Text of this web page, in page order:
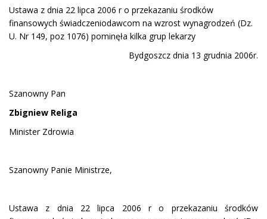
Ustawa z dnia 22 lipca 2006 r o przekazaniu środków
finansowych świadczeniodawcom na wzrost wynagrodzeń (Dz.
U. Nr 149, poz 1076) pominęła kilka grup lekarzy
Bydgoszcz dnia 13 grudnia 2006r.
Szanowny Pan
Zbigniew Religa
Minister Zdrowia
Szanowny Panie Ministrze,
Ustawa z dnia 22 lipca 2006 r o przekazaniu środków